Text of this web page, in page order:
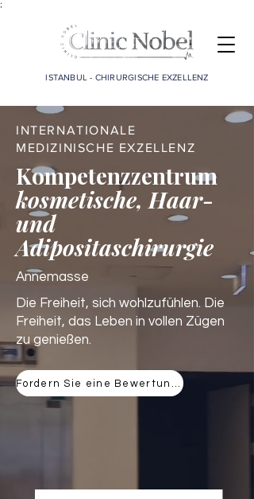
;
ISTANBUL - CHIRURGISCHE EXZELLENZ
INTERNATIONALE
MEDIZINISCHE EXZELLENZ
Kompetenzzentrum
kosmetische, Haar-
und
Adipositaschirurgie
Annemasse
Die Freiheit, sich wohlzufühlen. Die
Freiheit, das Leben in vollen Zügen
zu genießen.